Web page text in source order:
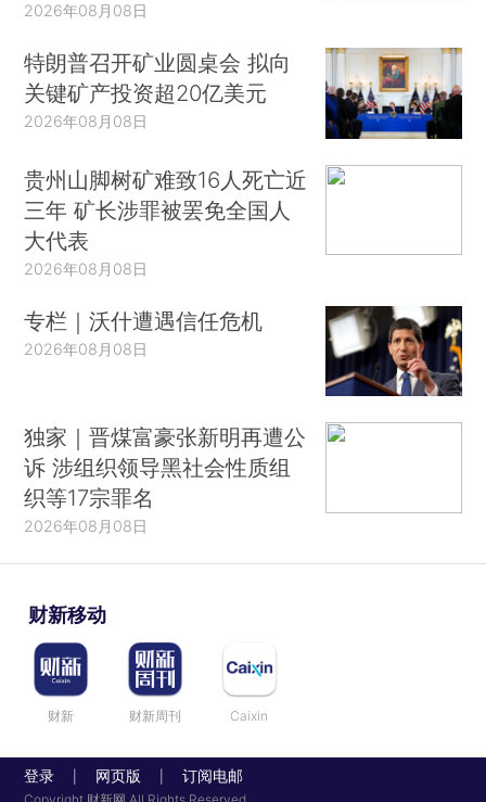
2026年08月08日
特朗普召开矿业圆桌会 拟向
关键矿产投资超20亿美元
2026年08月08日
贵州山脚树矿难致16人死亡近
三年 矿长涉罪被罢免全国人
大代表
2026年08月08日
专栏｜沃什遭遇信任危机
2026年08月08日
独家｜晋煤富豪张新明再遭公
诉 涉组织领导黑社会性质组
织等17宗罪名
2026年08月08日
财新移动
财新 财新周刊 Caixin
登录 网页版 订阅电邮